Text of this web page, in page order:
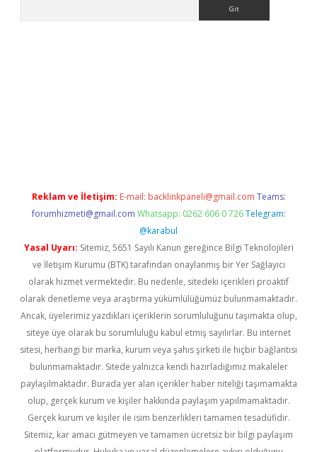
Reklam ve İletişim: E-mail: backlinkpaneli@gmail.com Teams:
forumhizmeti@gmail.com Whatsapp: 0262 606 0 726 Telegram:
@karabul
Yasal Uyarı: Sitemiz, 5651 Sayılı Kanun gereğince Bilgi Teknolojileri
ve İletişim Kurumu (BTK) tarafından onaylanmış bir Yer Sağlayıcı
olarak hizmet vermektedir. Bu nedenle, sitedeki içerikleri proaktif
olarak denetleme veya araştırma yükümlülüğümüz bulunmamaktadır.
Ancak, üyelerimiz yazdıkları içeriklerin sorumluluğunu taşımakta olup,
siteye üye olarak bu sorumluluğu kabul etmiş sayılırlar. Bu internet
sitesi, herhangi bir marka, kurum veya şahıs şirketi ile hiçbir bağlantısı
bulunmamaktadır. Sitede yalnızca kendi hazırladığımız makaleler
paylaşılmaktadır. Burada yer alan içerikler haber niteliği taşımamakta
olup, gerçek kurum ve kişiler hakkında paylaşım yapılmamaktadır.
Gerçek kurum ve kişiler ile isim benzerlikleri tamamen tesadüfidir.
Sitemiz, kar amacı gütmeyen ve tamamen ücretsiz bir bilgi paylaşım